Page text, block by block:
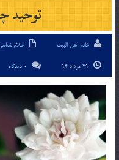
توحيد
خادم اهل البیت اسلام
0 دیدگاه